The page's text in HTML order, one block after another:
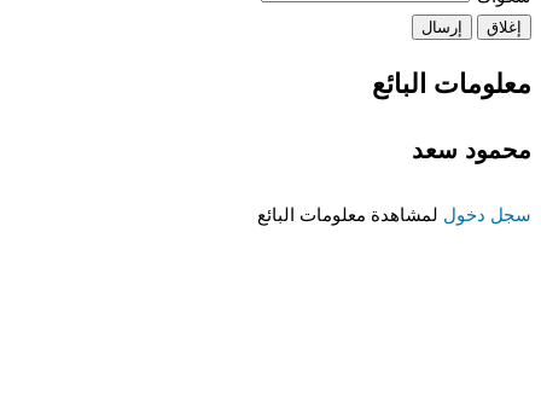
إغلاق إرسال
معلومات البائع
محمود سعد
سجل دخول لمشاهدة معلومات البائع